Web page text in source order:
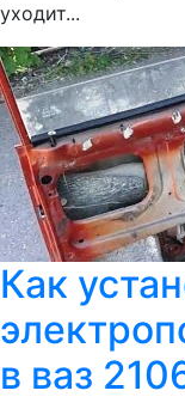
уходит...
Как
в ваз